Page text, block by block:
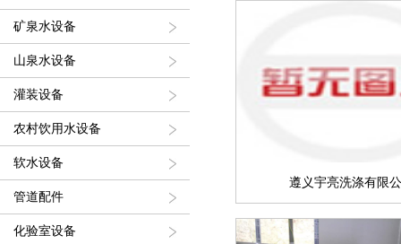
矿泉水设备
山泉水设备
灌装设备
农村饮用水设备
软水设备
管道配件
化验室设备
遵义宇亮洗涤有限